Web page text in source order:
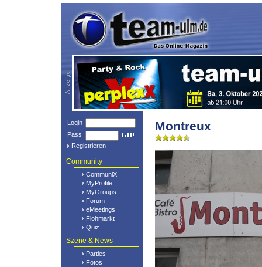
Login
Pass
Registrieren
Community
CommuniX
MyProfile
MyGroups
Forum
eMeetings
Flohmarkt
Quiz
Szene & News
Parties
Fotos
Montreux